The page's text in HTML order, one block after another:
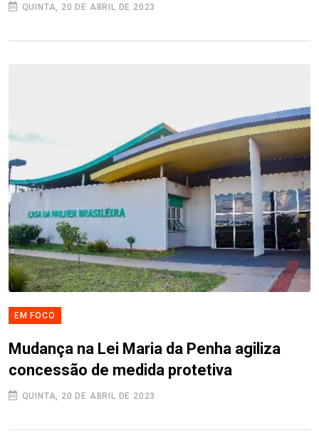
QUINTA, 20 DE ABRIL DE 2023
EM FOCO
Mudança na Lei Maria da Penha agiliza
concessão de medida protetiva
QUINTA, 20 DE ABRIL DE 2023